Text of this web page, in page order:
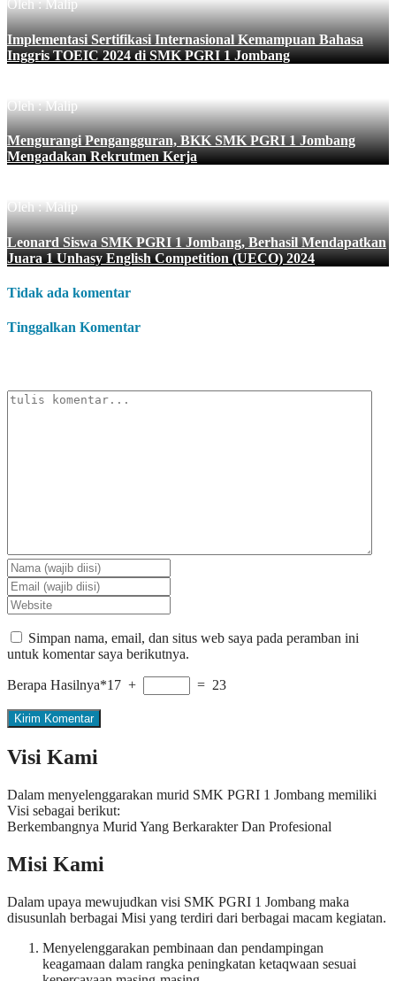
Oleh : Malip
Implementasi Sertifikasi Internasional Kemampuan Bahasa
Inggris TOEIC 2024 di SMK PGRI 1 Jombang
Oleh : Malip
Mengurangi Pengangguran, BKK SMK PGRI 1 Jombang
Mengadakan Rekrutmen Kerja
Oleh : Malip
Leonard Siswa SMK PGRI 1 Jombang, Berhasil Mendapatkan
Juara 1 Unhasy English Competition (UECO) 2024
Tidak ada komentar
Tinggalkan Komentar
Simpan nama, email, dan situs web saya pada peramban ini
untuk komentar saya berikutnya.
Berapa Hasilnya*17 + = 23
Visi Kami
Dalam menyelenggarakan murid SMK PGRI 1 Jombang memiliki
Visi sebagai berikut:
Berkembangnya Murid Yang Berkarakter Dan Profesional
Misi Kami
Dalam upaya mewujudkan visi SMK PGRI 1 Jombang maka
disusunlah berbagai Misi yang terdiri dari berbagai macam kegiatan.
Menyelenggarakan pembinaan dan pendampingan
keagamaan dalam rangka peningkatan ketaqwaan sesuai